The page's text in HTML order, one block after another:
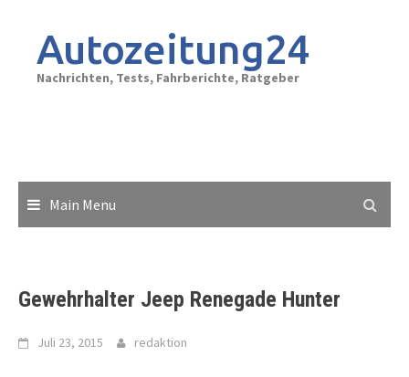
contentAutozeitung24
Nachrichten, Tests, Fahrberichte, Ratgeber
Main Menu
Gewehrhalter Jeep Renegade Hunter
Juli 23, 2015 redaktion